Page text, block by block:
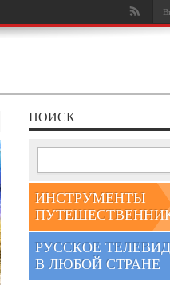
ПОИСК
ИНСТРУМЕНТЫ
РУССКОЕ
В ЛЮБОЙ СТРАНЕ